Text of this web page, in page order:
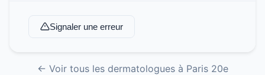
Signaler une erreur
← Voir tous les dermatologues à Paris 20e